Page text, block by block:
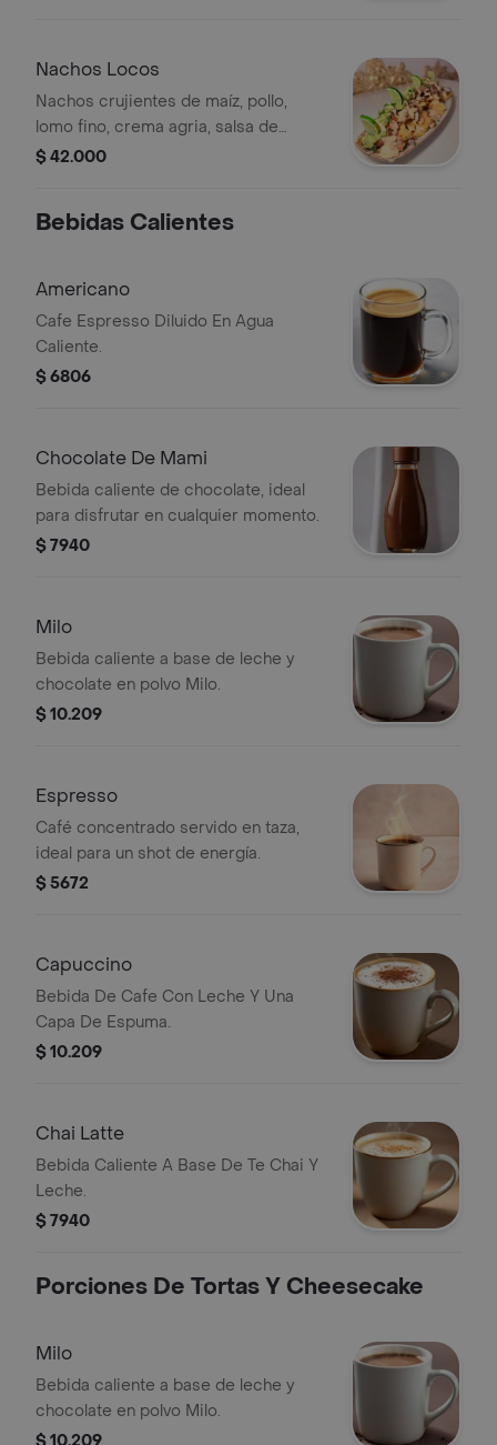
Nachos Locos
Nachos crujientes de maíz, pollo,
lomo fino, crema agria, salsa de
queso, guacamole y pico de gallo.
$ 42.000
Bebidas Calientes
Americano
Cafe Espresso Diluido En Agua
Caliente.
$ 6806
Chocolate De Mami
Bebida caliente de chocolate, ideal
para disfrutar en cualquier momento.
$ 7940
Milo
Bebida caliente a base de leche y
chocolate en polvo Milo.
$ 10.209
Espresso
Café concentrado servido en taza,
ideal para un shot de energía.
$ 5672
Capuccino
Bebida De Cafe Con Leche Y Una
Capa De Espuma.
$ 10.209
Chai Latte
Bebida Caliente A Base De Te Chai Y
Leche.
$ 7940
Porciones De Tortas Y Cheesecake
Milo
Bebida caliente a base de leche y
chocolate en polvo Milo.